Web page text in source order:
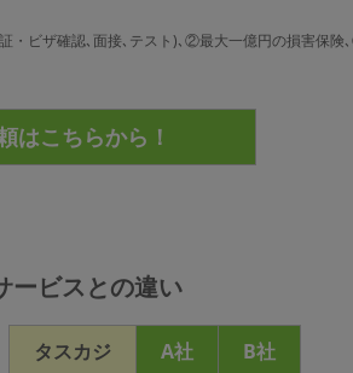
・ビザ確認､面接､テスト)､②最大一億円の損害保険
ービスとの違い
タスカジ A社
B社